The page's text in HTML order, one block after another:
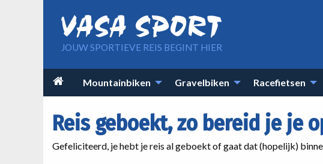
JOUW SPORTIEVE REIS BEGINT HIER
Main
navigation
 Mountainbiken Gravelbiken Racefietsen
Reis geboekt, zo bereid je je
Gefeliciteerd, je hebt je reis al geboekt of gaat dat (hopelijk)